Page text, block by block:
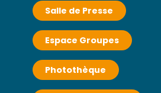
Salle de Presse
Espace Groupes
Photothèque